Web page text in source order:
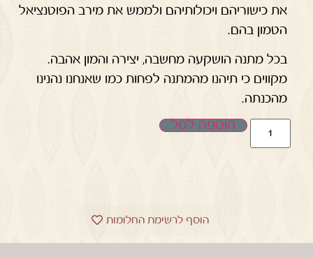
את כישוריהם ויכולותיהם ולממש את מירב הפוטנציאל
הטמון בהם.
בכל מתנה הושקעה מחשבה, יצירה והמון אהבה.
מקווים כי תיהנו מהמתנה לפחות כמו שאנחנו נהנינו
מהכנתה.
הוספה לסל
הוסף לרשימת החלומות